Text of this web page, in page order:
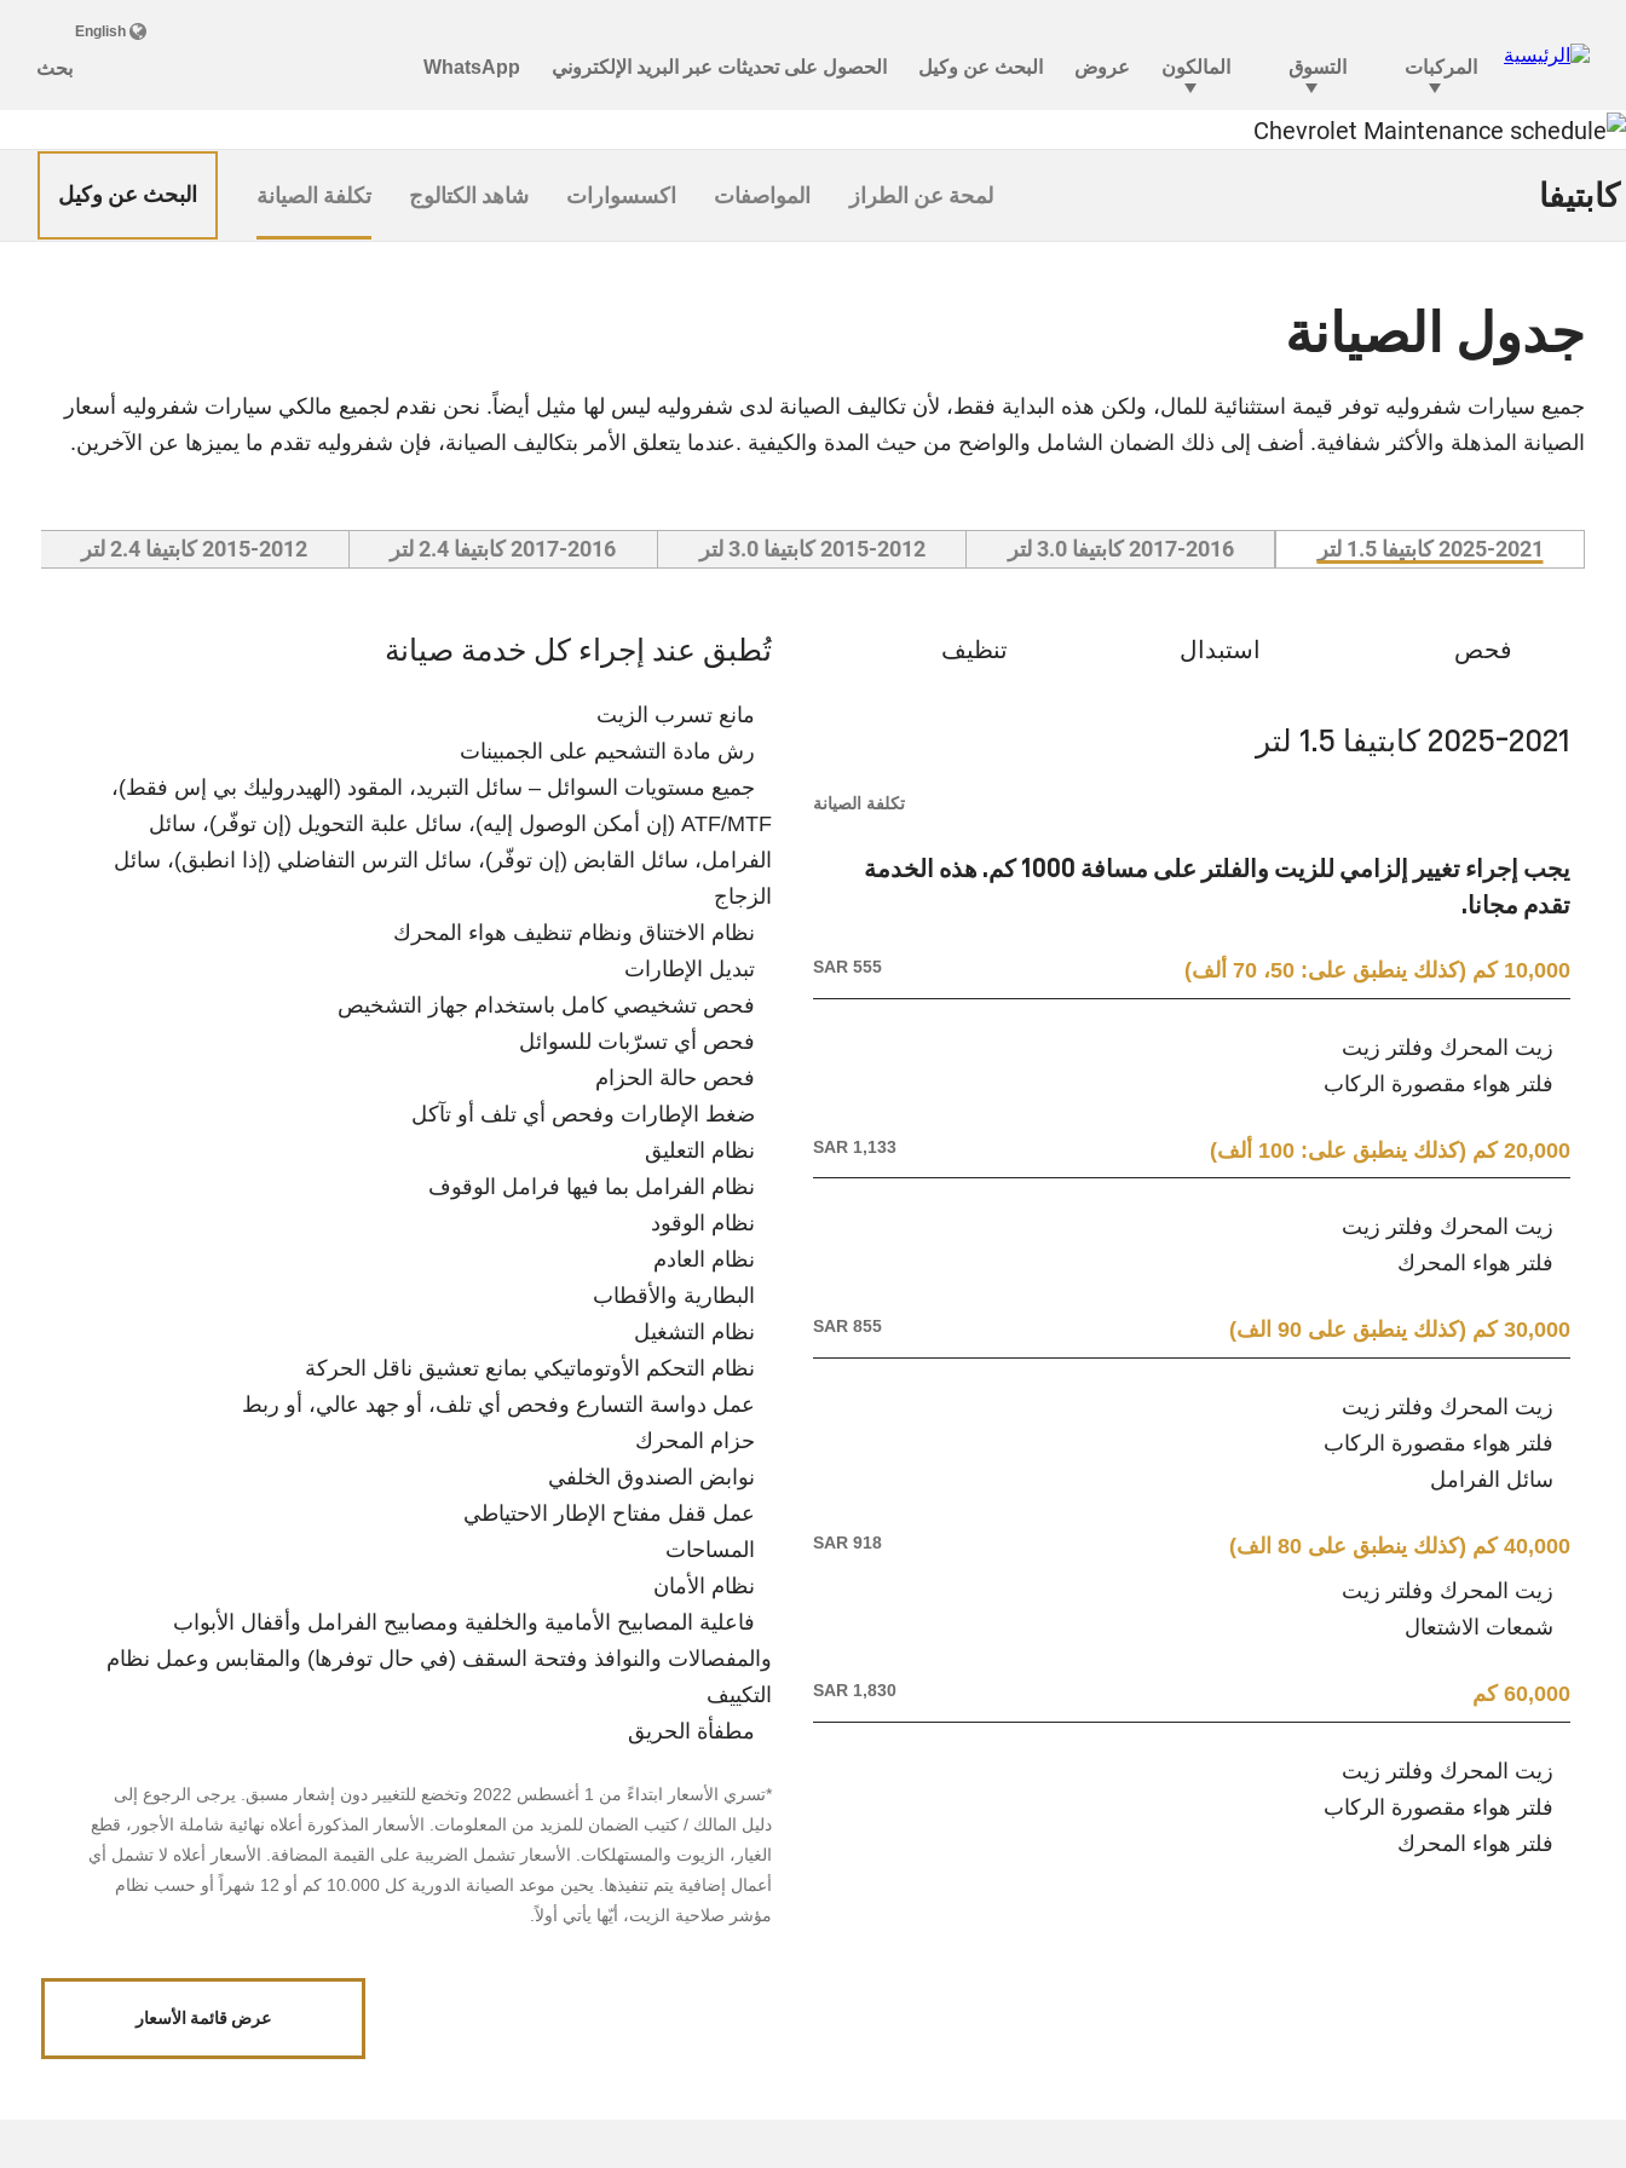
كابتيفا لمحة عن الطراز المواصفات اكسسوارات شاهد الكتالوج تكلفة الصيانة البحث عن وكيل
جدول الصيانة
جميع سيارات شفروليه توفر قيمة استثنائية للمال، ولكن هذه البداية فقط، لأن تكاليف الصيانة لدى شفروليه ليس لها مثيل أيضاً. نحن نقدم لجميع مالكي سيارات شفروليه أسعار
الصيانة المذهلة والأكثر شفافية. أضف إلى ذلك الضمان الشامل والواضح من حيث المدة والكيفية .عندما يتعلق الأمر بتكاليف الصيانة، فإن شفروليه تقدم ما يميزها عن الآخرين.
2025-2021 كابتيفا 1.5 لتر 2017-2016 كابتيفا 3.0 لتر 2015-2012 كابتيفا 3.0 لتر 2017-2016 كابتيفا 2.4 لتر 2015-2012 كابتيفا 2.4 لتر
فحص استبدال تنظيف
2025-2021 كابتيفا 1.5 لتر
تكلفة الصيانة
يجب إجراء تغيير إلزامي للزيت والفلتر على مسافة 1000 كم. هذه الخدمة
تقدم مجانا.
10,000 كم (كذلك ينطبق على: 50، 70 ألف) SAR 555
زيت المحرك وفلتر زيت
فلتر هواء مقصورة الركاب
20,000 كم (كذلك ينطبق على: 100 ألف) SAR 1,133
زيت المحرك وفلتر زيت
فلتر هواء المحرك
30,000 كم (كذلك ينطبق على 90 الف) SAR 855
زيت المحرك وفلتر زيت
فلتر هواء مقصورة الركاب
سائل الفرامل
40,000 كم (كذلك ينطبق على 80 الف) SAR 918
زيت المحرك وفلتر زيت
شمعات الاشتعال
60,000 كم SAR 1,830
زيت المحرك وفلتر زيت
فلتر هواء مقصورة الركاب
فلتر هواء المحرك
تُطبق عند إجراء كل خدمة صيانة
مانع تسرب الزيت
رش مادة التشحيم على الجمبينات
جميع مستويات السوائل – سائل التبريد، المقود (الهيدروليك بي إس فقط)،
ATF/MTF (إن أمكن الوصول إليه)، سائل علبة التحويل (إن توفّر)، سائل
الفرامل، سائل القابض (إن توفّر)، سائل الترس التفاضلي (إذا انطبق)، سائل
الزجاج
نظام الاختناق ونظام تنظيف هواء المحرك
تبديل الإطارات
فحص تشخيصي كامل باستخدام جهاز التشخيص
فحص أي تسرّبات للسوائل
فحص حالة الحزام
ضغط الإطارات وفحص أي تلف أو تآكل
نظام التعليق
نظام الفرامل بما فيها فرامل الوقوف
نظام الوقود
نظام العادم
البطارية والأقطاب
نظام التشغيل
نظام التحكم الأوتوماتيكي بمانع تعشيق ناقل الحركة
عمل دواسة التسارع وفحص أي تلف، أو جهد عالي، أو ربط
حزام المحرك
نوابض الصندوق الخلفي
عمل قفل مفتاح الإطار الاحتياطي
المساحات
نظام الأمان
فاعلية المصابيح الأمامية والخلفية ومصابيح الفرامل وأقفال الأبواب
والمفصالات والنوافذ وفتحة السقف (في حال توفرها) والمقابس وعمل نظام
التكييف
مطفأة الحريق
*تسري الأسعار ابتداءً من 1 أغسطس 2022 وتخضع للتغيير دون إشعار مسبق. يرجى الرجوع إلى
دليل المالك / كتيب الضمان للمزيد من المعلومات. الأسعار المذكورة أعلاه نهائية شاملة الأجور، قطع
الغيار، الزيوت والمستهلكات. الأسعار تشمل الضريبة على القيمة المضافة. الأسعار أعلاه لا تشمل أي
أعمال إضافية يتم تنفيذها. يحين موعد الصيانة الدورية كل 10.000 كم أو 12 شهراً أو حسب نظام
مؤشر صلاحية الزيت، أيّها يأتي أولاً.
عرض قائمة الأسعار